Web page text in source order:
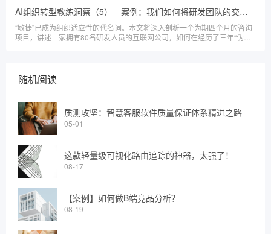
AI组织转型教练洞察（5）-- 案例：我们如何将研发团队的交付速度提升三倍
“敏捷”已成为组织适应性的代名词。本文将深入剖析一个为期四个月的咨询
项目，讲述一家拥有80名研发人员的互联网公司，如何在经历了三年“伪敏
随机阅读
质测攻坚：智慧客服软件质量保证体系精进之路
05-01
这款轻量级可视化路由追踪的神器，太强了！
08-17
【案例】如何做B端竞品分析？
08-19